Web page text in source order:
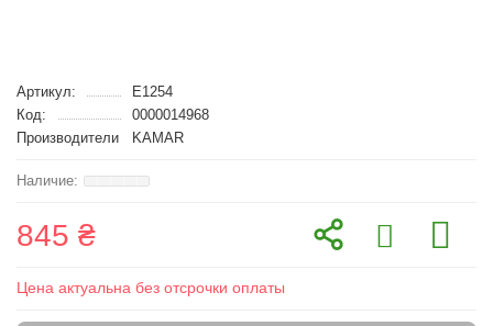
Артикул:
E1254
Код:
0000014968
Производители
KAMAR
845 ₴
Цена актуальна без отсрочки оплаты